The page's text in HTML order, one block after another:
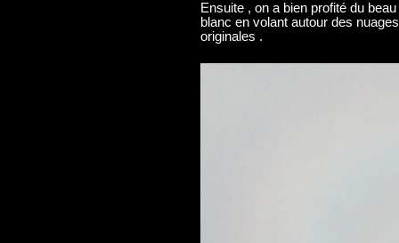
Ensuite , on a bien profité du
blanc en volant autour des
originales .